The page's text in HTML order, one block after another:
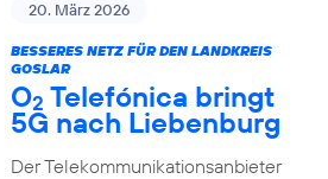
20. März 2026
BESSERES NETZ FÜR DEN LANDKREIS
GOSLAR
O2 Telefónica bringt
5G nach Liebenburg
Der Telekommunikationsanbieter